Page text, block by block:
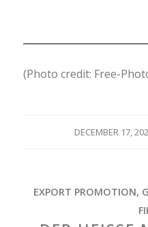
(Photo credit: Free-
DECEMBER 17,
/
EXPORT PROMOTION,